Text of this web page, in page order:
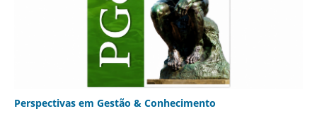
Perspectivas em Gestão & Conhecimento